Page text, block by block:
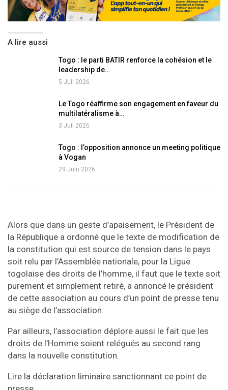
A lire aussi
Togo : le parti BATIR renforce la cohésion et le
leadership de…
5 Juil 2026
Le Togo réaffirme son engagement en faveur du
multilatéralisme à…
3 Juil 2026
Togo : l’opposition annonce un meeting politique
à Vogan
29 Juin 2026
Alors que dans un geste d’apaisement, le Président de
la République a ordonné que le texte de modification de
la constitution qui est source de tension dans le pays
soit relu par l’Assemblée nationale, pour la Ligue
togolaise des droits de l’homme, il faut que le texte soit
purement et simplement retiré, a annoncé le président
de cette association au cours d’un point de presse tenu
au siège de l’association.
Par ailleurs, l’association déplore aussi le fait que les
droits de l’Homme soient relégués au second rang
dans la nouvelle constitution.
Lire la déclaration liminaire sanctionnant ce point de